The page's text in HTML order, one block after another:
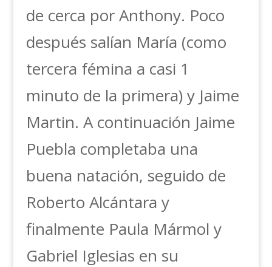
de cerca por Anthony. Poco
después salían María (como
tercera fémina a casi 1
minuto de la primera) y Jaime
Martin. A continuación Jaime
Puebla completaba una
buena natación, seguido de
Roberto Alcántara y
finalmente Paula Mármol y
Gabriel Iglesias en su